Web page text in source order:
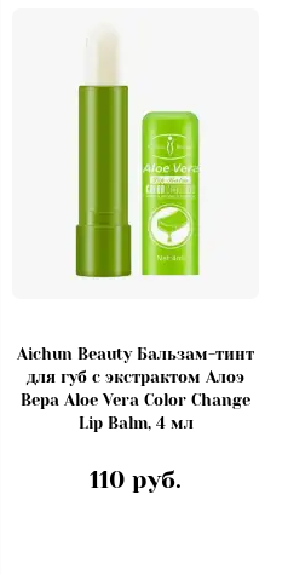
Aichun Beauty Бальзам-тинт
для губ с экстрактом Алоэ
Вера Aloe Vera Color Change
Lip Balm, 4 мл
110 руб.